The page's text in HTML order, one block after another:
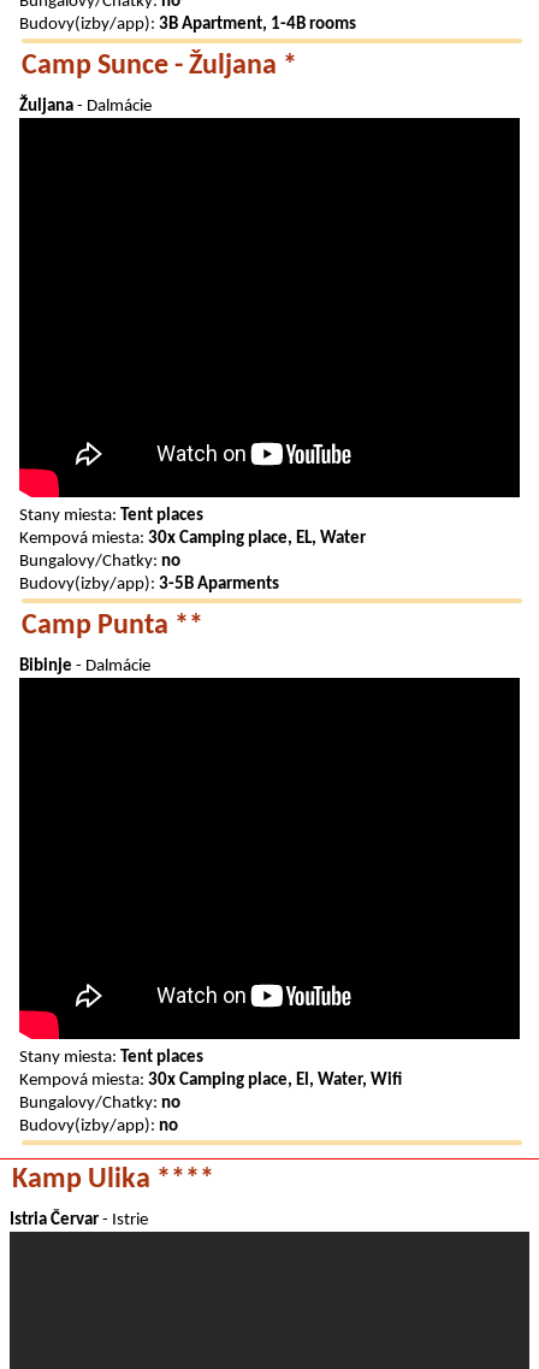
Budovy(izby/app): 3B Apartment, 1-4B rooms
Camp Sunce - Žuljana *
Žuljana - Dalmácie
Stany miesta: Tent places
Kempová miesta: 30x Camping place, EL, Water
Bungalovy/Chatky: no
Budovy(izby/app): 3-5B Aparments
Camp Punta **
Bibinje - Dalmácie
Stany miesta: Tent places
Kempová miesta: 30x Camping place, El, Water, Wifi
Bungalovy/Chatky: no
Budovy(izby/app): no
Kamp Ulika ****
Istria Červar - Istrie